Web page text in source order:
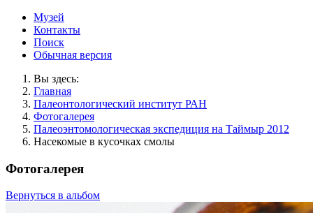
Музей
Контакты
Поиск
Обычная версия
Вы здесь:
Главная
Палеонтологический институт РАН
Фотогалерея
Палеоэнтомологическая экспедиция на Таймыр 2012
Насекомые в кусочках смолы
Фотогалерея
Вернуться в альбом